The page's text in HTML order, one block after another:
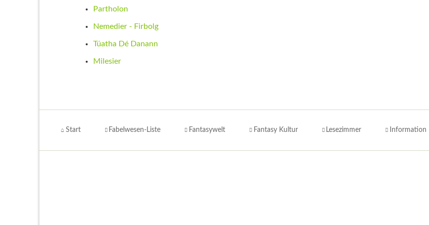
Partholon
Nemedier - Firbolg
Túatha Dé Danann
Milesier
überspringen
Start Fabelwesen-Liste Fantasywelt Fantasy Kultur Lesezimmer Information